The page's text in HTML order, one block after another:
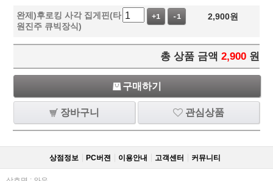
완제)후로킹 사각 집게핀(타
원진주 큐빅장식)
+1 -1 2,900원
총 상품 금액 2,900 원
구매하기
장바구니 관심상품
상점정보 PC버젼 이용안내 고객센터 커뮤니티